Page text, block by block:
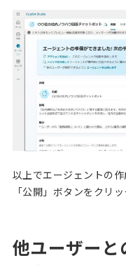
以上でエージェントの
「公開」ボタンをクリッ
他ユーザーと